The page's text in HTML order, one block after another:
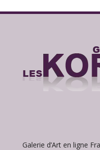
Galerie d’Art en ligne